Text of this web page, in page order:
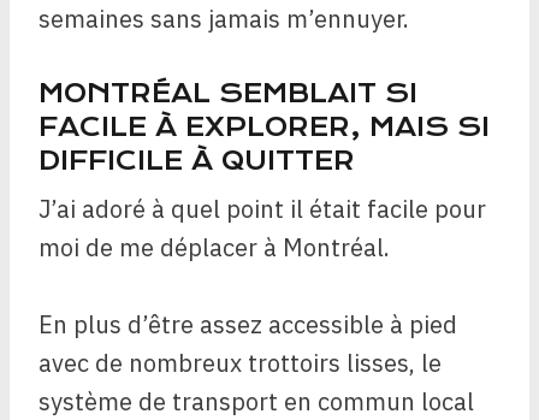
semaines sans jamais m’ennuyer.
MONTRÉAL SEMBLAIT SI
FACILE À EXPLORER, MAIS SI
DIFFICILE À QUITTER
J’ai adoré à quel point il était facile pour
moi de me déplacer à Montréal.
En plus d’être assez accessible à pied
avec de nombreux trottoirs lisses, le
système de transport en commun local